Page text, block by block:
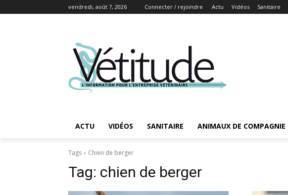
vendredi, août 7, 2026 Connecter / rejoindre Actu Vidéos Sanitaire
ACTU VIDÉOS SANITAIRE ANIMAUX DE COMPAGNIE
Tags Chien de berger
Tag: chien de berger